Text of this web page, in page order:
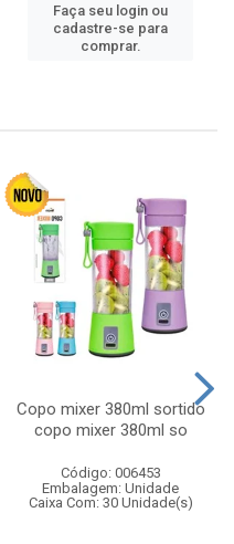
Faça seu login ou
cadastre-se para
comprar.
Copo mixer 380ml sortido
copo mixer 380ml so
Código: 006453
Embalagem: Unidade
Caixa Com: 30 Unidade(s)